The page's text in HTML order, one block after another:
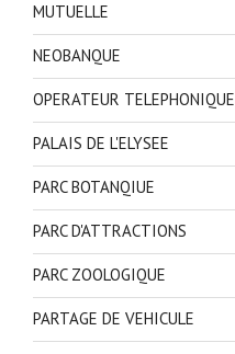
MUTUELLE
NEOBANQUE
OPERATEUR TELEPHONIQUE
PALAIS DE L'ELYSEE
PARC BOTANQIUE
PARC D'ATTRACTIONS
PARC ZOOLOGIQUE
PARTAGE DE VEHICULE